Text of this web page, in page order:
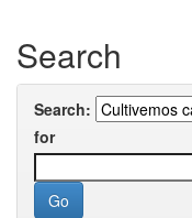
Search
Search:
for